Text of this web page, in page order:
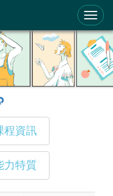
程資訊
力特質